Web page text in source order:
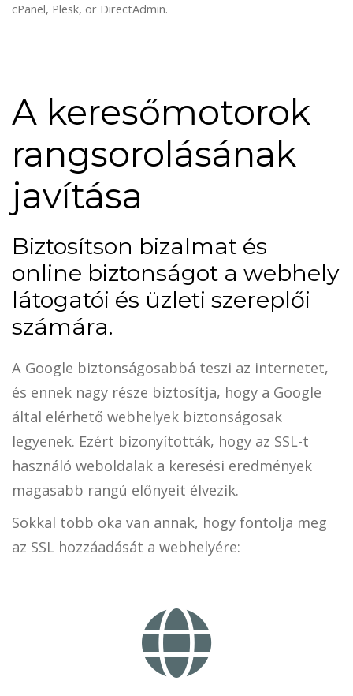
cPanel, Plesk, or DirectAdmin.
A keresőmotorok
rangsorolásának
javítása
Biztosítson bizalmat és
online biztonságot a webhely
látogatói és üzleti szereplői
számára.
A Google biztonságosabbá teszi az internetet,
és ennek nagy része biztosítja, hogy a Google
által elérhető webhelyek biztonságosak
legyenek. Ezért bizonyították, hogy az SSL-t
használó weboldalak a keresési eredmények
magasabb rangú előnyeit élvezik.
Sokkal több oka van annak, hogy fontolja meg
az SSL hozzáadását a webhelyére: